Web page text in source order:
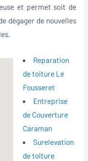
et permet soit de
dégager de nouvelles
Reparation
de toiture Le
Fousseret
Entreprise
de Couverture
Caraman
Surelevation
de toiture